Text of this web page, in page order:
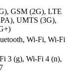
GSM (2G), LTE
UMTS (3G),
Wi-Fi, Wi-Fi
3 (g), Wi-Fi 4 (n),